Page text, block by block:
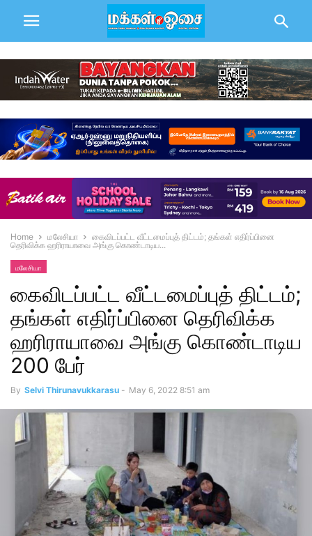
Home மலேசியா
கைவிடப்பட்ட வீட்டமைப்புத் திட்டம்; தங்கள் எதிர்ப்பினை
தெரிவிக்க ஹரிராயாவை அங்கு கொண்டாடிய...
மலேசியா
கைவிடப்பட்ட வீட்டமைப்புத் திட்டம்;
தங்கள் எதிர்ப்பினை தெரிவிக்க
ஹரிராயாவை அங்கு கொண்டாடிய
200 பேர்
By Selvi Thirunavukkarasu - May 6, 2022 8:51 am